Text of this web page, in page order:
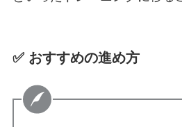
✅ おすすめの進め方